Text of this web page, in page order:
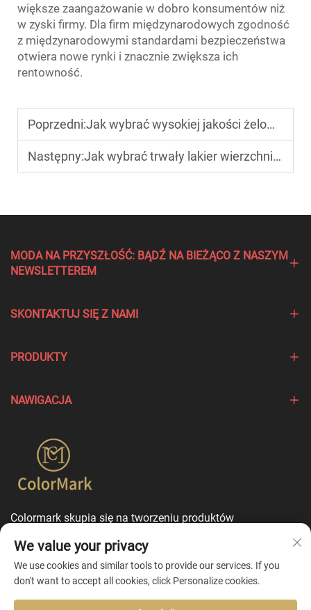
większe zaangażowanie w dobro konsumentów niż
w zyski firmy. Dla firm międzynarodowych zgodność
z międzynarodowymi standardami bezpieczeństwa
otwiera nowe rynki i znacznie zwiększa ich
rentowność.
Poprzedni:Jak wybrać wysokiej jakości żelowy lakier do salonów?
Następny:Jak wybrać trwały lakier wierzchni do paznokci?
MODA NA PRZYSZŁOŚĆ: BĄDŹ NA BIEŻĄCO Z NASZYM
NEWSLETTEREM
SKONTAKTUJ SIĘ Z NAMI
PRODUKTY
NAWIGACJA
Colormark skupia się na tworzeniu produktów
usługi dostosowania w trybie jednego punktu
kontaktowego.
We value your privacy
We use cookies and similar tools to provide our services. If you
don't want to accept all cookies, click Personalize cookies.